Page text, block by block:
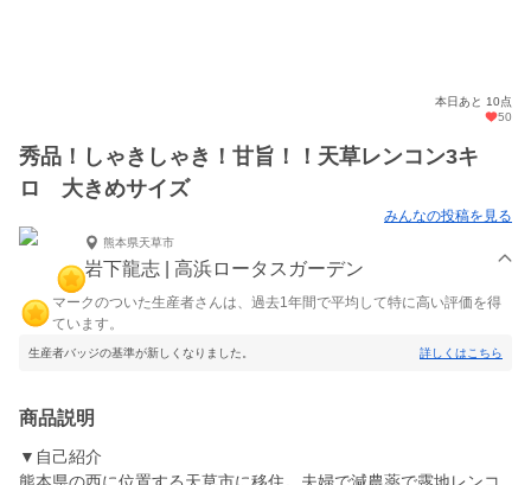
本日あと 10点
50
秀品！しゃきしゃき！甘旨！！天草レンコン3キ
ロ 大きめサイズ
みんなの投稿を見る
熊本県天草市
岩下龍志 | 高浜ロータスガーデン
マークのついた生産者さんは、過去1年間で平均して特に高い評価を得
ています。
生産者バッジの基準が新しくなりました。 詳しくはこちら
商品説明
▼自己紹介